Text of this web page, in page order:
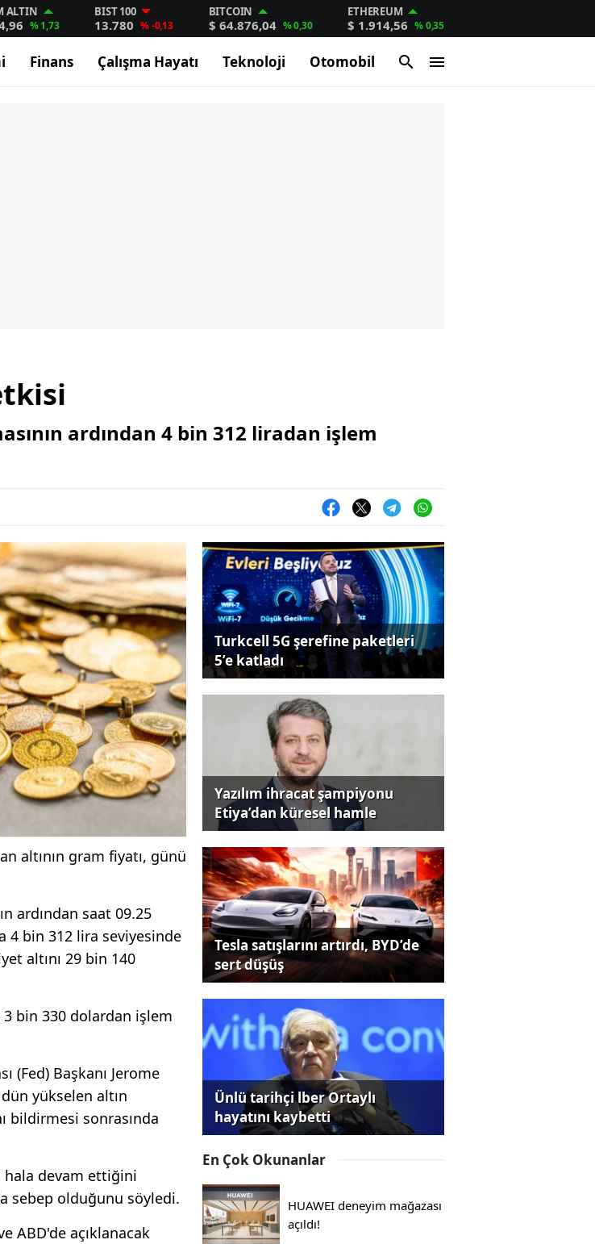
ALTIN
% 1,73
BIST 100
13.780 % -0,13
BITCOIN
$ 64.876,04 % 0,30
ETHEREUM
$ 1.914,56 % 0,35
Finans Çalışma Hayatı Teknoloji Otomobil
ardından 4 bin 312 liradan işlem
altının gram fiyatı, günü
ardından saat 09.25
4 bin 312 lira seviyesinde
altını 29 bin 140
3 bin 330 dolardan işlem
(Fed) Başkanı Jerome
yükselen altın
bildirmesi sonrasında
hala devam ettiğini
sebep olduğunu söyledi.
ABD'de açıklanacak
Turkcell 5G şerefine paketleri
5’e katladı
Yazılım ihracat şampiyonu
Etiya’dan küresel hamle
Tesla satışlarını artırdı, BYD’de
sert düşüş
Ünlü tarihçi lber Ortaylı
hayatını kaybetti
En Çok Okunanlar
HUAWEI deneyim mağazası
açıldı!